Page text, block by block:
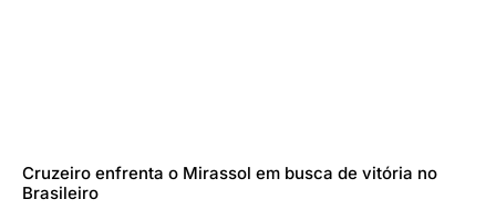
Cruzeiro enfrenta o Mirassol em busca de vitória no
Brasileiro